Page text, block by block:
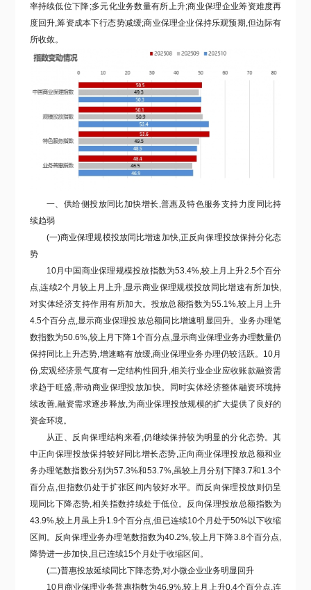
率持续低位下降;多元化业务数量有所上升;商业保理企业筹资难度再
度回升,筹资成本下行态势减缓;商业保理企业保持乐观预期,但边际有
所收敛。
一、供给侧投放同比加快增长,普惠及特色服务支持力度同比持
续趋弱
(一)商业保理规模投放同比增速加快,正反向保理投放保持分化态
势
10月中国商业保理规模投放指数为53.4%,较上月上升2.5个百分
点,连续2个月较上月上升,显示商业保理规模投放同比增速有所加快,
对实体经济支持作用有所加大。 投放总额指数为55.1%,较上月上升
4.5个百分点,显示商业保理投放总额同比增速明显回升。 业务办理笔
数指数为50.6%,较上月下降1个百分点,显示商业保理业务办理数量仍
保持同比上升态势,增速略有放缓,商业保理业务办理仍较活跃。 10月
份,宏观经济景气度有一定结构性回升,相关行业企业应收账款融资需
求趋于旺盛,带动商业保理投放加快。同时实体经济整体融资环境持
续改善,融资需求逐步释放,为商业保理投放规模的扩大提供了良好的
资金环境。
从正、反向保理结构来看,仍继续保持较为明显的分化态势。其
中正向保理投放保持较好同比增长态势,正向商业保理投放总额和业
务办理笔数指数分别为57.3%和53.7%,虽较上月分别下降3.7和1.3个
百分点,但指数仍处于扩张区间内较好水平。 而反向保理投放则仍呈
现同比下降态势,相关指数持续处于低位。 反向保理投放总额指数为
43.9%,较上月虽上升1.9个百分点,但已连续10个月处于50%以下收缩
区间。反向保理业务办理笔数指数为40.2%,较上月下降3.8个百分点,
降势进一步加快,且已连续15个月处于收缩区间。
(二)普惠投放延续同比下降态势,对小微企业业务明显回升
10月商业保理业务普惠指数为46.9%,较上月上升0.4个百分点,连